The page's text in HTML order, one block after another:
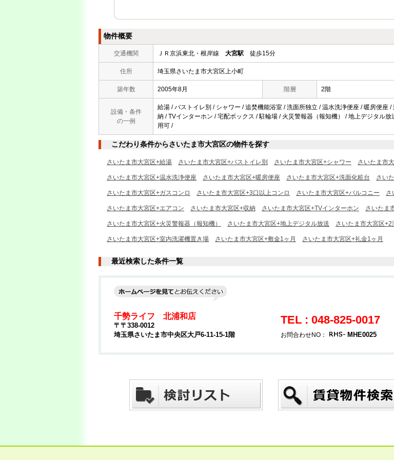
物件概要
交通機関 ＪＲ京浜東北・根岸線 大宮駅 徒歩15分
住所 埼玉県さいたま市大宮区上小町
築年数 2005年8月 階層 2階
設備・条件
の一例
給湯 / バストイレ別 / シャワー / 追焚機能浴室 / 洗面所独立 / 温水洗浄便座 / 暖房便座
納 / TVインターホン / 宅配ボックス / 駐輪場 / 火災警報器（報知機） / 地上デジタル
用可 /
こだわり条件からさいたま市大宮区の物件を探す
さいたま市大宮区+給湯 さいたま市大宮区+バストイレ別 さいたま市大宮区+シャワー さいたま市
さいたま市大宮区+温水洗浄便座 さいたま市大宮区+暖房便座 さいたま市大宮区+洗面化粧台 さい
さいたま市大宮区+ガスコンロ さいたま市大宮区+3口以上コンロ さいたま市大宮区+バルコニー さ
さいたま市大宮区+エアコン さいたま市大宮区+収納 さいたま市大宮区+TVインターホン さいたま
さいたま市大宮区+火災警報器（報知機） さいたま市大宮区+地上デジタル放送 さいたま市大宮区+2
さいたま市大宮区+室内洗濯機置き場 さいたま市大宮区+敷金1ヶ月 さいたま市大宮区+礼金1ヶ月
最近検索した条件一覧
千勢ライフ 北浦和店
〒〒338-0012
埼玉県さいたま市中央区大戸6-11-15-1階
TEL : 048-825-0017
お問合わせNO： MHE0025